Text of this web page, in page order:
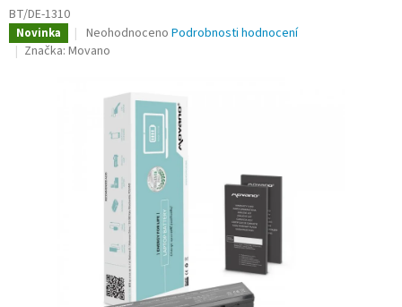
BT/DE-1310
Novinka
Průměrné
hodnocení
hvězdiček.
Neohodnoceno Podrobnosti hodnocení
Značka: Movano